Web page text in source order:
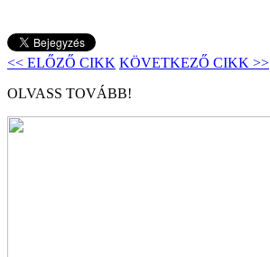
<< ELŐZŐ CIKK KÖVETKEZŐ CIKK >>
OLVASS TOVÁBB!